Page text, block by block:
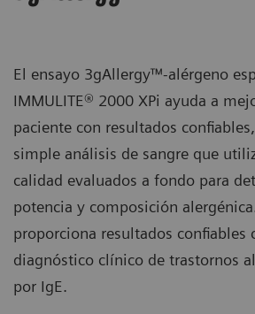
El ensayo 3gAllergy™-alérgeno
IMMULITE® 2000 XPi ayuda a
paciente con resultados
simple análisis de sangre que
calidad evaluados a fondo para
potencia y composición
proporciona resultados confiables
diagnóstico clínico de trastornos
por IgE.